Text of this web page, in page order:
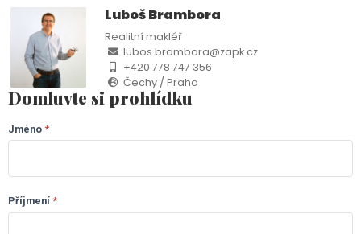
Luboš Brambora
Realitní makléř
lubos.brambora@zapk.cz
+420 778 747 356
Čechy / Praha
Domluvte si prohlídku
LP
Usti
(CZ)
Jméno *
Příjmení *
If you
are
leave
field